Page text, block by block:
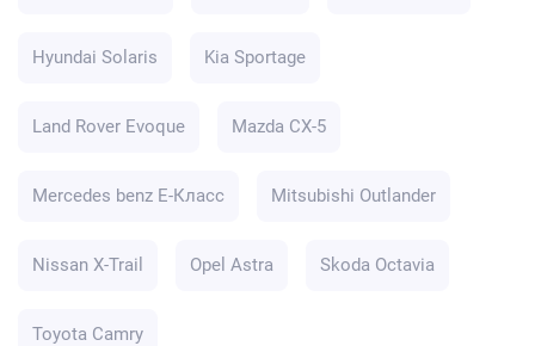
Hyundai Solaris Kia Sportage
Land Rover Evoque Mazda CX-5
Mercedes benz E-Класс Mitsubishi Outlander
Nissan X-Trail Opel Astra Skoda Octavia
Toyota Camry